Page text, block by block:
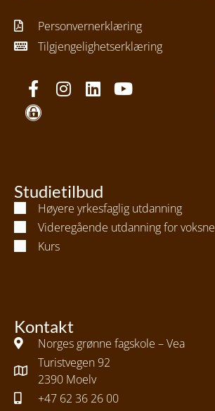
Personvernerklæring
Tilgjengelighetserklæring
Studietilbud
Høyere yrkesfaglig utdanning
Videregående utdanning for voksne
Kurs
Kontakt
Norges grønne fagskole – Vea
Turistvegen 92
2390 Moelv
+47 62 36 26 00